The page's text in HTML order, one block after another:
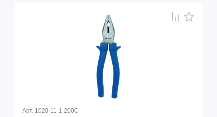
Арт. 1020-11-1-200С